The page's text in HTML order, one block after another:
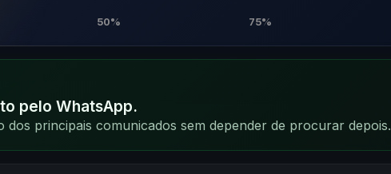
50% 75%
pelo WhatsApp.
principais comunicados sem depender de procurar depois.